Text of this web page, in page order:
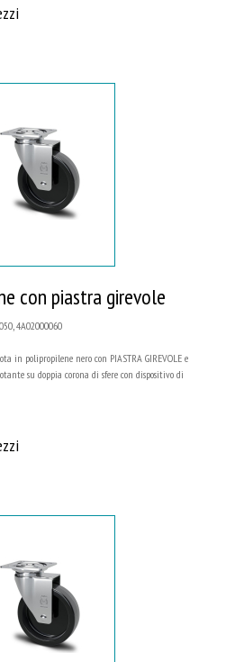
con piastra girevole
4A02000060
in polipropilene nero con PIASTRA GIREVOLE e
su doppia corona di sfere con dispositivo di